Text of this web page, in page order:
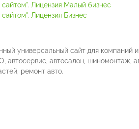
Лицензия Малый бизнес
Лицензия Бизнес
универсальный сайт для компаний
автосалон, шиномонтаж,
ремонт авто.